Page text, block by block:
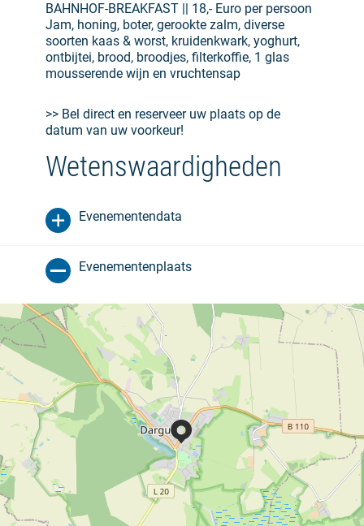
BAHNHOF-BREAKFAST || 18,- Euro per persoon
Jam, honing, boter, gerookte zalm, diverse
soorten kaas & worst, kruidenkwark, yoghurt,
ontbijtei, brood, broodjes, filterkoffie, 1 glas
mousserende wijn en vruchtensap
>> Bel direct en reserveer uw plaats op de
datum van uw voorkeur!
Wetenswaardigheden
Evenementendata
Evenementenplaats